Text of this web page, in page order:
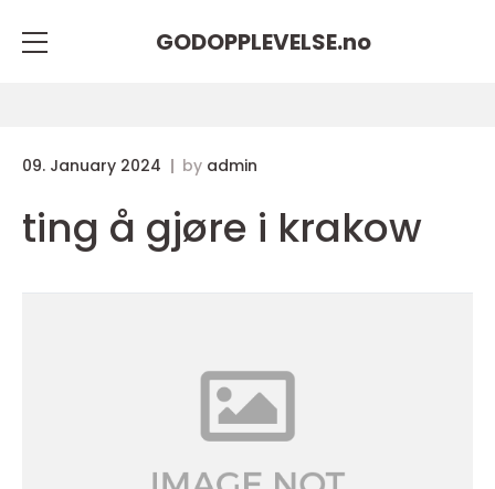
GODOPPLEVELSE.no
09. January 2024 by admin
ting å gjøre i krakow